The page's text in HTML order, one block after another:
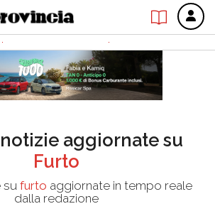
aggiornate su
Furto
su furto aggiornate in tempo reale
dalla redazione